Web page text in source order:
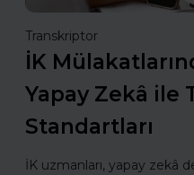
Transkriptor
İK
Yapay Zekâ ile
Standartları
İK uzmanları, yapay zekâ